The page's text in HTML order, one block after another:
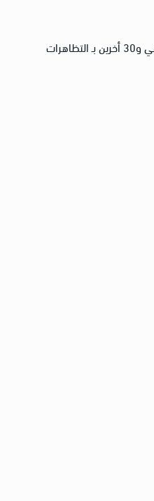
محاكمة محمود بدر ويحيي موسي و30 أخرين بـ التظاهرات